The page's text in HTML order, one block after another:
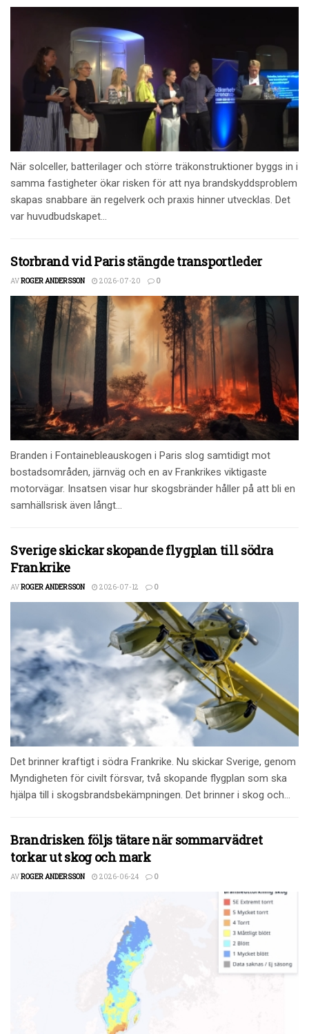
När solceller, batterilager och större träkonstruktioner byggs in i
samma fastigheter ökar risken för att nya brandskyddsproblem
skapas snabbare än regelverk och praxis hinner utvecklas. Det
var huvudbudskapet...
Storbrand vid Paris stängde transportleder
AVROGER ANDERSSON 2026-07-20 0
Branden i Fontainebleauskogen i Paris slog samtidigt mot
bostadsområden, järnväg och en av Frankrikes viktigaste
motorvägar. Insatsen visar hur skogsbränder håller på att bli en
samhällsrisk även långt...
Sverige skickar skopande flygplan till södra
Frankrike
AVROGER ANDERSSON 2026-07-12 0
Det brinner kraftigt i södra Frankrike. Nu skickar Sverige, genom
Myndigheten för civilt försvar, två skopande flygplan som ska
hjälpa till i skogsbrandsbekämpningen. Det brinner i skog och...
Brandrisken följs tätare när sommarvädret
torkar ut skog och mark
AVROGER ANDERSSON 2026-06-24 0